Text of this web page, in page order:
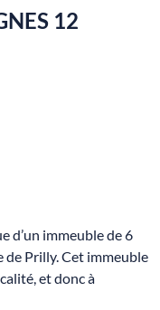
12
d’un immeuble de 6
de Prilly. Cet immeuble
et donc à